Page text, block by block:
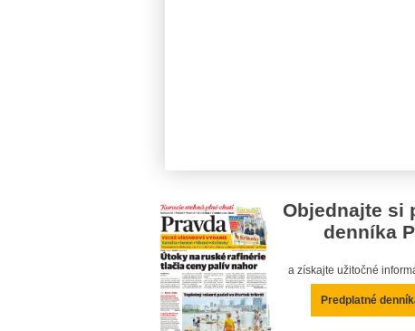
Objednajte si
denníka
a získajte užitočné
Predplatné